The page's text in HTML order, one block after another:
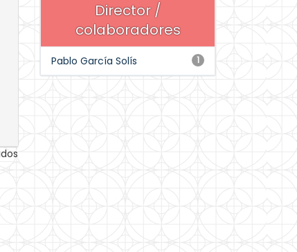
Director /
colaboradores
1
Pablo García Solís